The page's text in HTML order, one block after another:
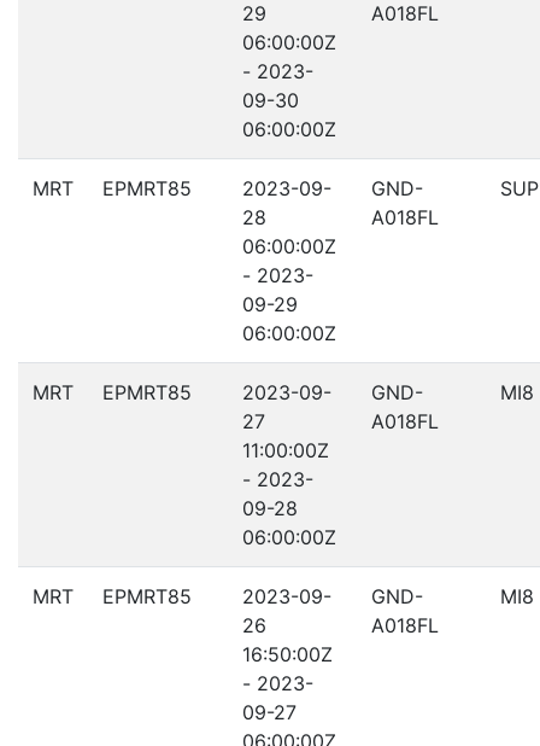
29
06:00:00Z
- 2023-
09-30
06:00:00Z
A018FL
MRT EPMRT85
2023-09-
28
06:00:00Z
- 2023-
09-29
06:00:00Z
GND-
A018FL
MRT EPMRT85
2023-09-
27
11:00:00Z
- 2023-
09-28
06:00:00Z
GND-
A018FL
MI8
MRT EPMRT85
2023-09-
26
16:50:00Z
- 2023-
09-27
06:00:00Z
GND-
A018FL
MI8